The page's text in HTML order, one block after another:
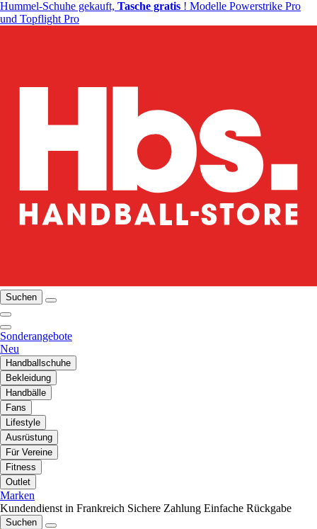
Hummel-Schuhe gekauft, Tasche gratis ! Modelle Powerstrike Pro
und Topflight Pro
Suchen
Sonderangebote
Neu
Handballschuhe
Bekleidung
Handbälle
Fans
Lifestyle
Ausrüstung
Für Vereine
Fitness
Outlet
Marken
Kundendienst in Frankreich Sichere Zahlung Einfache Rückgabe
Suchen